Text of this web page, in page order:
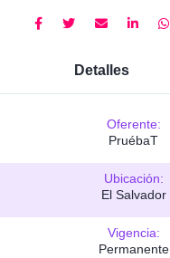
Detalles
Oferente:
PruébaT
Ubicación:
El Salvador
Vigencia:
Permanente